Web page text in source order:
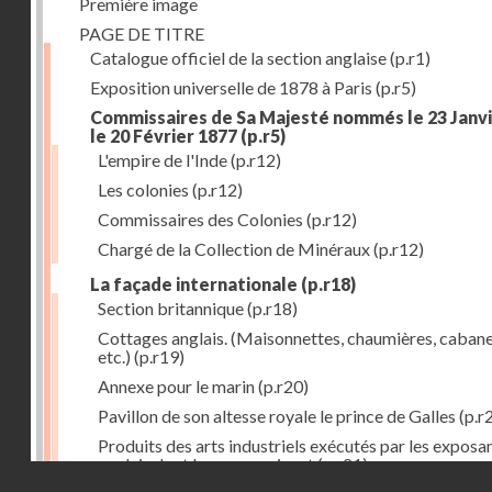
PAGE DE TITRE
Catalogue officiel de la section anglaise(p.r1)
Exposition universelle de 1878 à Paris (p.r5)
Commissaires de Sa Majesté nommés le 23
le 20 Février 1877 (p.r5)
L'empire de l'Inde(p.r12)
Les colonies (p.r12)
Commissaires des Colonies (p.r12)
Chargé de la Collection de Minéraux(p.r12)
La façade internationale (p.r18)
Section britannique(p.r18)
Cottages anglais. (Maisonnettes, chaumières,
etc.) (p.r19)
Annexe pour le marin(p.r20)
Pavillon de son altesse royale le prince de Galles
Produits des arts industriels exécutés par les
anglais dont les noms suivent(p.r21)